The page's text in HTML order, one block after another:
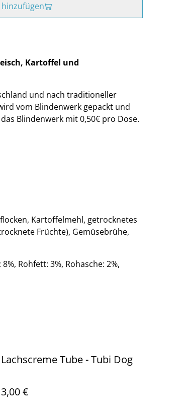
Kartoffel und
und nach traditioneller
vom Blindenwerk gepackt und
Blindenwerk mit 0,50€ pro Dose.
Kartoffelmehl, getrocknetes
Früchte), Gemüsebrühe,
Rohfett: 3%, Rohasche: 2%,
Lachscreme Tube - Tubi Dog
3,00 €